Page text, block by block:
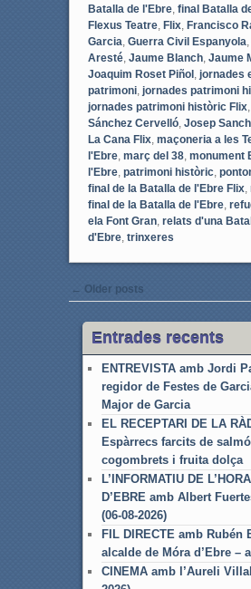
Batalla de l'Ebre, final Batalla
Flexus Teatre, Flix, Francisco
Garcia Guerra Civil Espanyola
Aresté, Jaume Blanch, Jaume
Joaquim Roset Piñol, jornades
patrimoni, jornades patrimoni
jornades patrimoni històric Flix,
Sánchez Cervelló, Josep
La Cana Flix, maçoneria a les
l'Ebre, març del 38, monument
l'Ebre, patrimoni històric,
final de la Batalla de l'Ebre Flix,
final de la Batalla de l'Ebre,
ela Font Gran, relats d'una
d'Ebre, trinxeres
Post navigation
← Older posts
Entrades recents
ENTREVISTA amb Jordi
regidor de Festes de
Major de Garcia
EL RECEPTARI DE LA
Espàrrecs farcits de
cogombrets i fruita dolça
L’INFORMATIU DE
D’EBRE amb Albert
(06-08-2026)
FIL DIRECTE amb Rubén
alcalde de Móra d’Ebre –
CINEMA amb l’Aureli